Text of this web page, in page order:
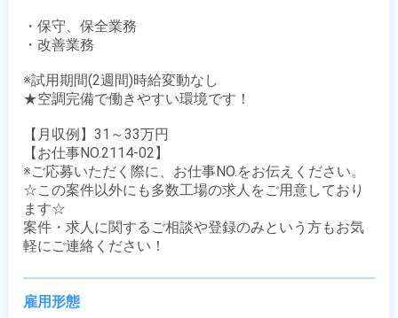
・保守、保全業務
・改善業務
※試用期間(2週間)時給変動なし
★空調完備で働きやすい環境です！
【月収例】31～33万円
【お仕事NO.2114-02】
※ご応募いただく際に、お仕事NO.をお伝えください。
☆この案件以外にも多数工場の求人をご用意しており
ます☆
案件・求人に関するご相談や登録のみという方もお気
軽にご連絡ください！
雇用形態